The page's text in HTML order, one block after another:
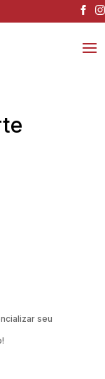
seu